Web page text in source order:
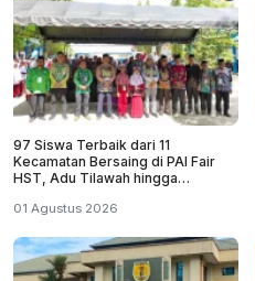
97 Siswa Terbaik dari 11
Kecamatan Bersaing di PAI Fair
HST, Adu Tilawah hingga
01 Agustus 2026